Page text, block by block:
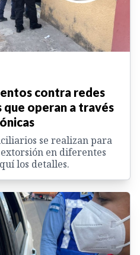
contra redes
operan a través
se realizan para
en diferentes
los detalles.